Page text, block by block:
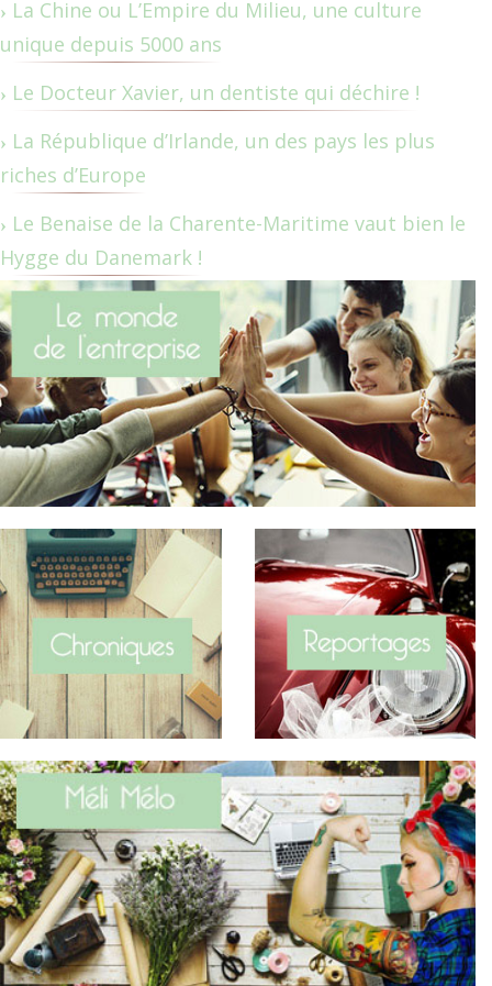
La Chine ou L’Empire du Milieu, une culture
unique depuis 5000 ans
Le Docteur Xavier, un dentiste qui déchire !
La République d’Irlande, un des pays les plus
riches d’Europe
Le Benaise de la Charente-Maritime vaut bien le
Hygge du Danemark !